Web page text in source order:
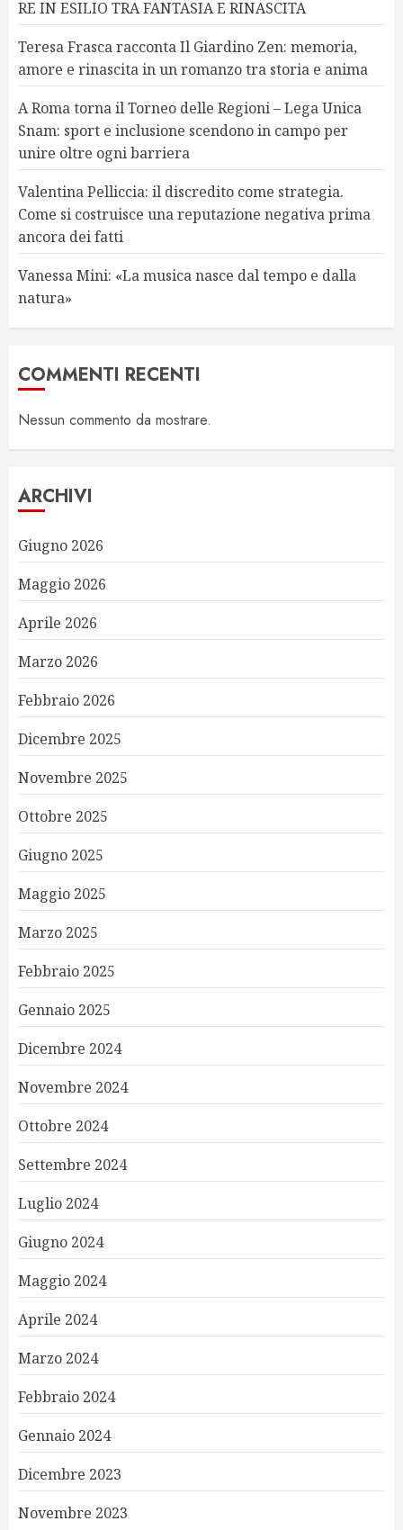
RE IN ESILIO TRA FANTASIA E RINASCITA
Teresa Frasca racconta Il Giardino Zen: memoria,
amore e rinascita in un romanzo tra storia e anima
A Roma torna il Torneo delle Regioni – Lega Unica
Snam: sport e inclusione scendono in campo per
unire oltre ogni barriera
Valentina Pelliccia: il discredito come strategia.
Come si costruisce una reputazione negativa prima
ancora dei fatti
Vanessa Mini: «La musica nasce dal tempo e dalla
natura»
COMMENTI RECENTI
Nessun commento da mostrare.
ARCHIVI
Giugno 2026
Maggio 2026
Aprile 2026
Marzo 2026
Febbraio 2026
Dicembre 2025
Novembre 2025
Ottobre 2025
Giugno 2025
Maggio 2025
Marzo 2025
Febbraio 2025
Gennaio 2025
Dicembre 2024
Novembre 2024
Ottobre 2024
Settembre 2024
Luglio 2024
Giugno 2024
Maggio 2024
Aprile 2024
Marzo 2024
Febbraio 2024
Gennaio 2024
Dicembre 2023
Novembre 2023